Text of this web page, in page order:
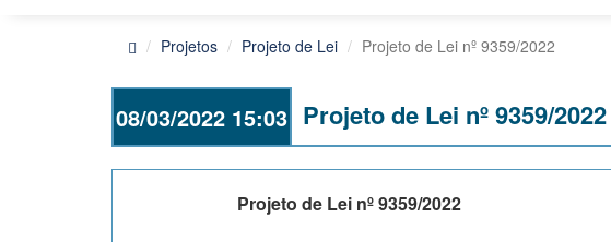
Projetos Projeto de Lei Projeto de Lei nº 9359/2022
08/03/2022 15:03 Projeto de Lei nº 9359/2022
Projeto de Lei nº 9359/2022